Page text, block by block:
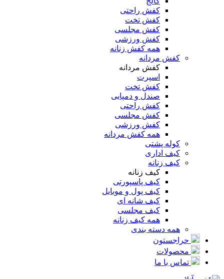
کفش راحتی
کفش تخت
کفش مجلسی
کفش ورزشی
همه کفش زنانه
کفش مردانه
کفش مردانه
اسپرت
کفش تخت
صندل و دمپایی
کفش راحتی
کفش مجلسی
کفش ورزشی
همه کفش مردانه
کوله پشتی
کیف اداری
کیف زنانه
کیف زنانه
کیف پاسپورتی
کیف پول و موبایل
کیف شانه ای
کیف مجلسی
همه کیف زنانه
همه دسته بندی
حراجستون
محصولات
تماس با ما